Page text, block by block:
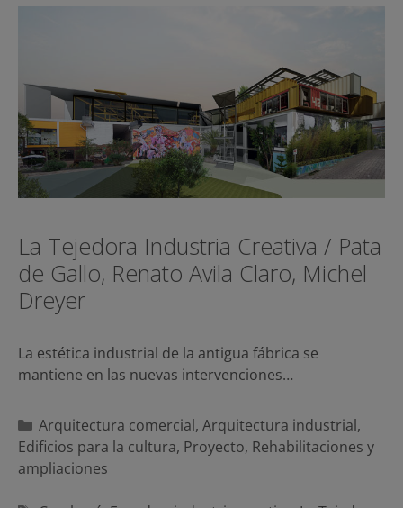
La Tejedora Industria Creativa / Pata
de Gallo, Renato Avila Claro, Michel
Dreyer
La estética industrial de la antigua fábrica se
mantiene en las nuevas intervenciones…
Categorías
Arquitectura comercial, Arquitectura industrial,
Edificios para la cultura, Proyecto, Rehabilitaciones y
ampliaciones